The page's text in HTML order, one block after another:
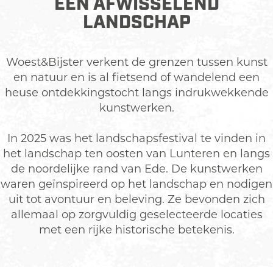
LANDSCHAP
Woest&Bijster verkent de grenzen tussen kunst
en natuur en is al fietsend of wandelend een
heuse ontdekkingstocht langs indrukwekkende
kunstwerken.
In 2025 was het landschapsfestival te vinden in
het landschap ten oosten van Lunteren en langs
de noordelijke rand van Ede. De kunstwerken
waren geïnspireerd op het landschap en nodigen
uit tot avontuur en beleving. Ze bevonden zich
allemaal op zorgvuldig geselecteerde locaties
met een rijke historische betekenis.